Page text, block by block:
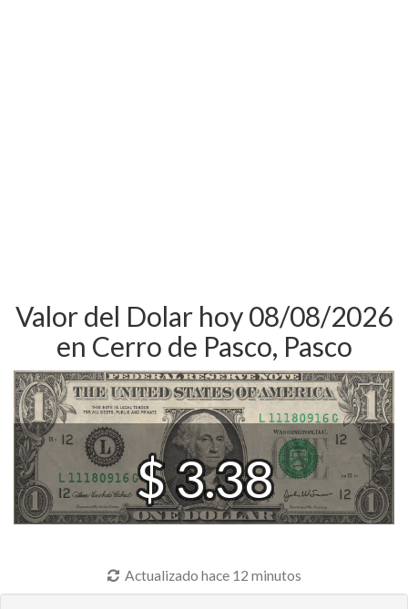
Valor del Dolar hoy 08/08/2026
en Cerro de Pasco, Pasco
$ 3.38
Actualizado hace 12 minutos